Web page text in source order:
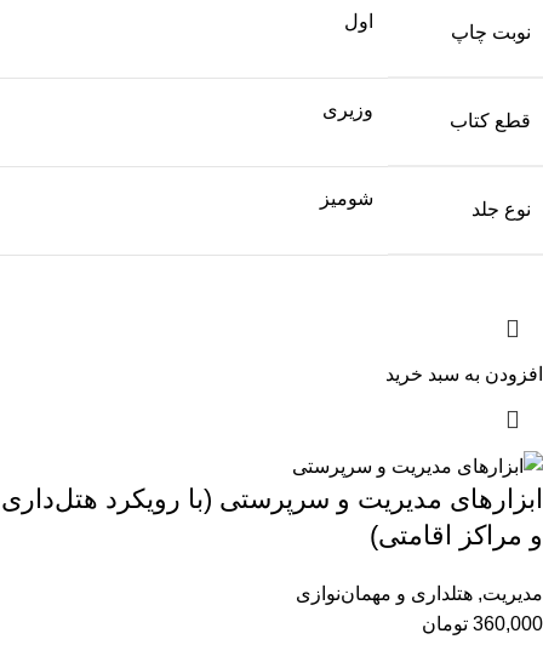
نوبت چاپ
اول
قطع کتاب
وزیری
نوع جلد
شومیز
افزودن به سبد خرید
ابزارهای مدیریت و سرپرستی (با رویکرد هتل‌داری
و مراکز اقامتی)
مدیریت, هتلداری و مهمان‌نوازی
360,000 تومان